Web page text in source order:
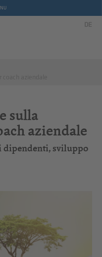
DE
sulla
aziendale
dipendenti, sviluppo